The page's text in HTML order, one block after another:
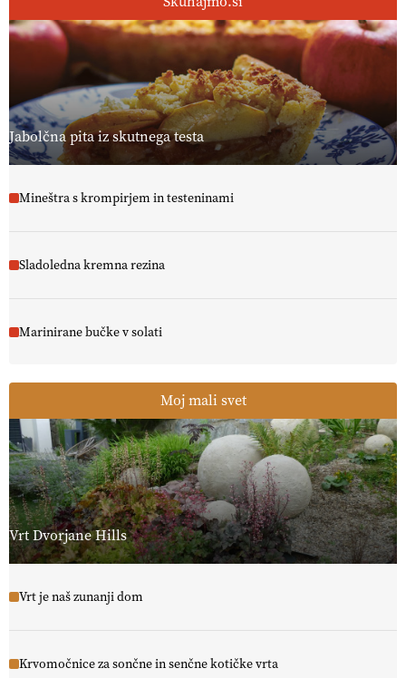
Jabolčna pita iz skutnega testa
Mineštra s krompirjem in testeninami
Sladoledna kremna rezina
Marinirane bučke v solati
Moj mali svet
Vrt Dvorjane Hills
Vrt je naš zunanji dom
Krvomočnice za sončne in senčne kotičke vrta